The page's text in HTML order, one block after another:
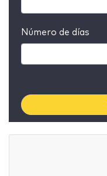
Número de días